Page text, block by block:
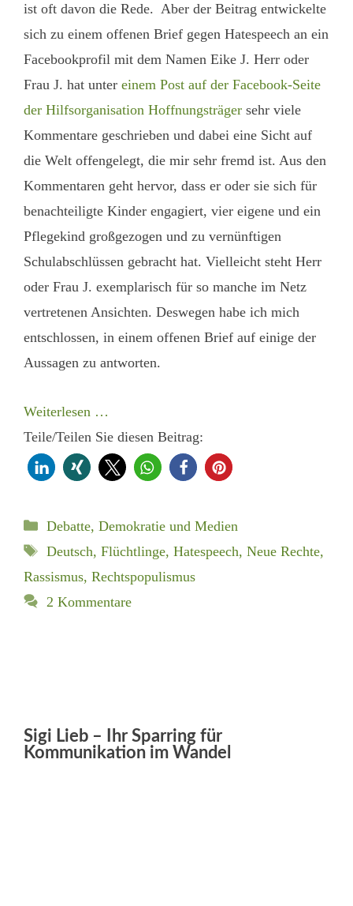
ist oft davon die Rede. Aber der Beitrag entwickelte
sich zu einem offenen Brief gegen Hatespeech an ein
Facebookprofil mit dem Namen Eike J. Herr oder
Frau J. hat unter einem Post auf der Facebook-Seite
der Hilfsorganisation Hoffnungsträger sehr viele
Kommentare geschrieben und dabei eine Sicht auf
die Welt offengelegt, die mir sehr fremd ist. Aus den
Kommentaren geht hervor, dass er oder sie sich für
benachteiligte Kinder engagiert, vier eigene und ein
Pflegekind großgezogen und zu vernünftigen
Schulabschlüssen gebracht hat. Vielleicht steht Herr
oder Frau J. exemplarisch für so manche im Netz
vertretenen Ansichten. Deswegen habe ich mich
entschlossen, in einem offenen Brief auf einige der
Aussagen zu antworten.
Weiterlesen …
Teile/Teilen Sie diesen Beitrag:
Kategorien
Debatte, Demokratie und Medien
Schlagwörter
Deutsch, Flüchtlinge, Hatespeech, Neue Rechte,
Rassismus, Rechtspopulismus
2 Kommentare
Sigi Lieb – Ihr Sparring für
Kommunikation im Wandel